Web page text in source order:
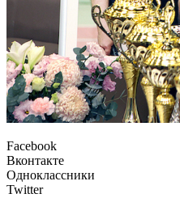
Facebook
Вконтакте
Одноклассники
Twitter